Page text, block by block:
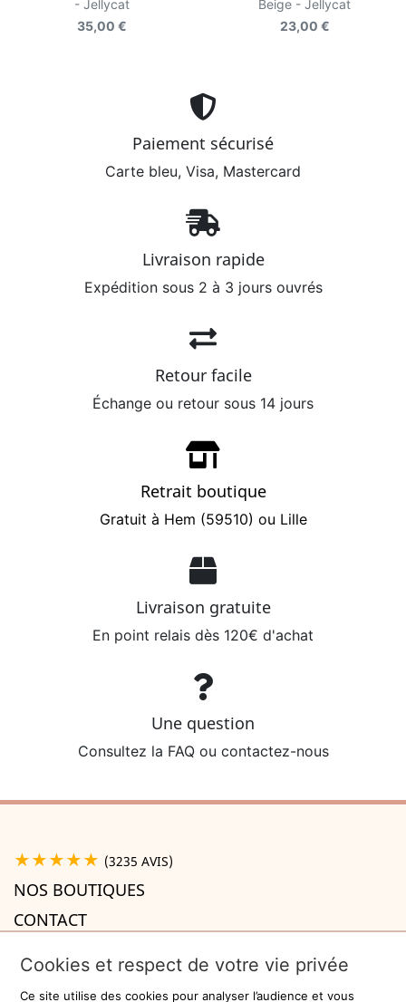
- Jellycat
35,00 €
Beige - Jellycat
23,00 €
Paiement sécurisé
Carte bleu, Visa, Mastercard
Livraison rapide
Expédition sous 2 à 3 jours ouvrés
Retour facile
Échange ou retour sous 14 jours
Retrait boutique
Gratuit à Hem (59510) ou Lille
Livraison gratuite
En point relais dès 120€ d'achat
Une question
Consultez la FAQ ou contactez-nous
★★★★★ (3235 AVIS)
NOS BOUTIQUES
CONTACT
INFORMATIONS
Cookies et respect de votre vie privée
Ce site utilise des cookies pour analyser l’audience et vous